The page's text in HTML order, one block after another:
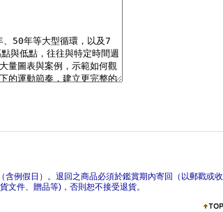
例假日）。退回之商品必須於鑑賞期內寄回（以郵戳或收
文件、贈品等)，否則恕不接受退貨。